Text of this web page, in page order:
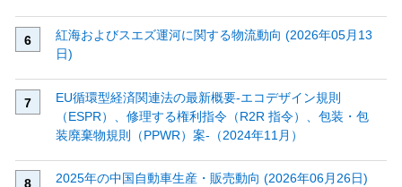
紅海およびスエズ運河に関する物流動向 (2026年05月13
日)
EU循環型経済関連法の最新概要‐エコデザイン規則
（ESPR）、修理する権利指令（R2R 指令）、包装・包
装廃棄物規則（PPWR）案‐（2024年11月）
2025年の中国自動車生産・販売動向 (2026年06月26日)